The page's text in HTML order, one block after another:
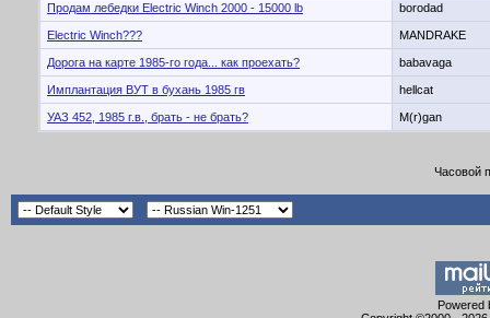
Продам лебедки Electric Winch 2000 - 15000 lb
borodad
Electric Winch??? MANDRAKE
Дорога на карте 1985-го года... как проехать? babavaga
Имплантация ВУТ в бухань 1985 гв hellcat
УАЗ 452, 1985 г.в., брать - не брать? M(r)gan
Часовой
Powered